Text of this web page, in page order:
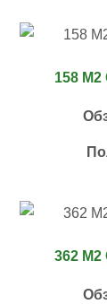
158 M2
362 M2